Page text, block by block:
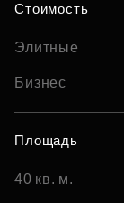
Стоимость
Элитные
Бизнес
Площадь
40 кв. м.